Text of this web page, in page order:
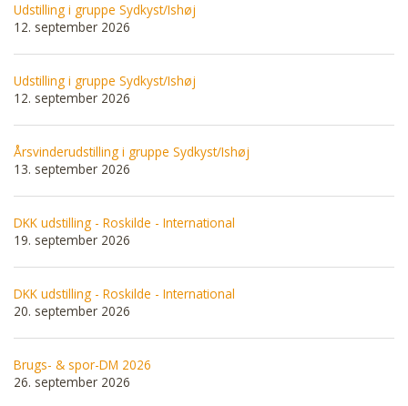
Udstilling i gruppe Sydkyst/Ishøj
12. september 2026
Udstilling i gruppe Sydkyst/Ishøj
12. september 2026
Årsvinderudstilling i gruppe Sydkyst/Ishøj
13. september 2026
DKK udstilling - Roskilde - International
19. september 2026
DKK udstilling - Roskilde - International
20. september 2026
Brugs- & spor-DM 2026
26. september 2026